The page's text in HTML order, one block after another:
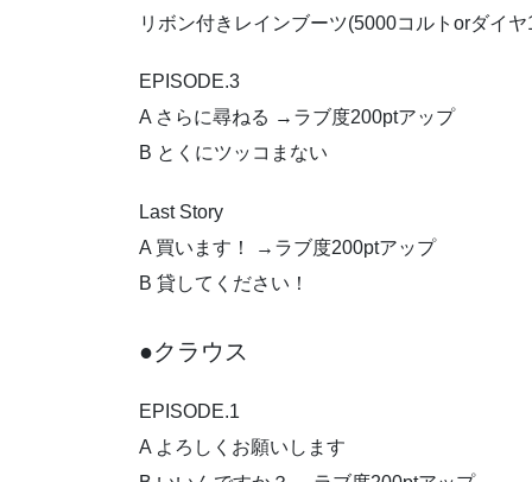
リボン付きレインブーツ(5000コルトorダイヤ
EPISODE.3
A さらに尋ねる →ラブ度200ptアップ
B とくにツッコまない
Last Story
A 買います！ →ラブ度200ptアップ
B 貸してください！
●クラウス
EPISODE.1
A よろしくお願いします